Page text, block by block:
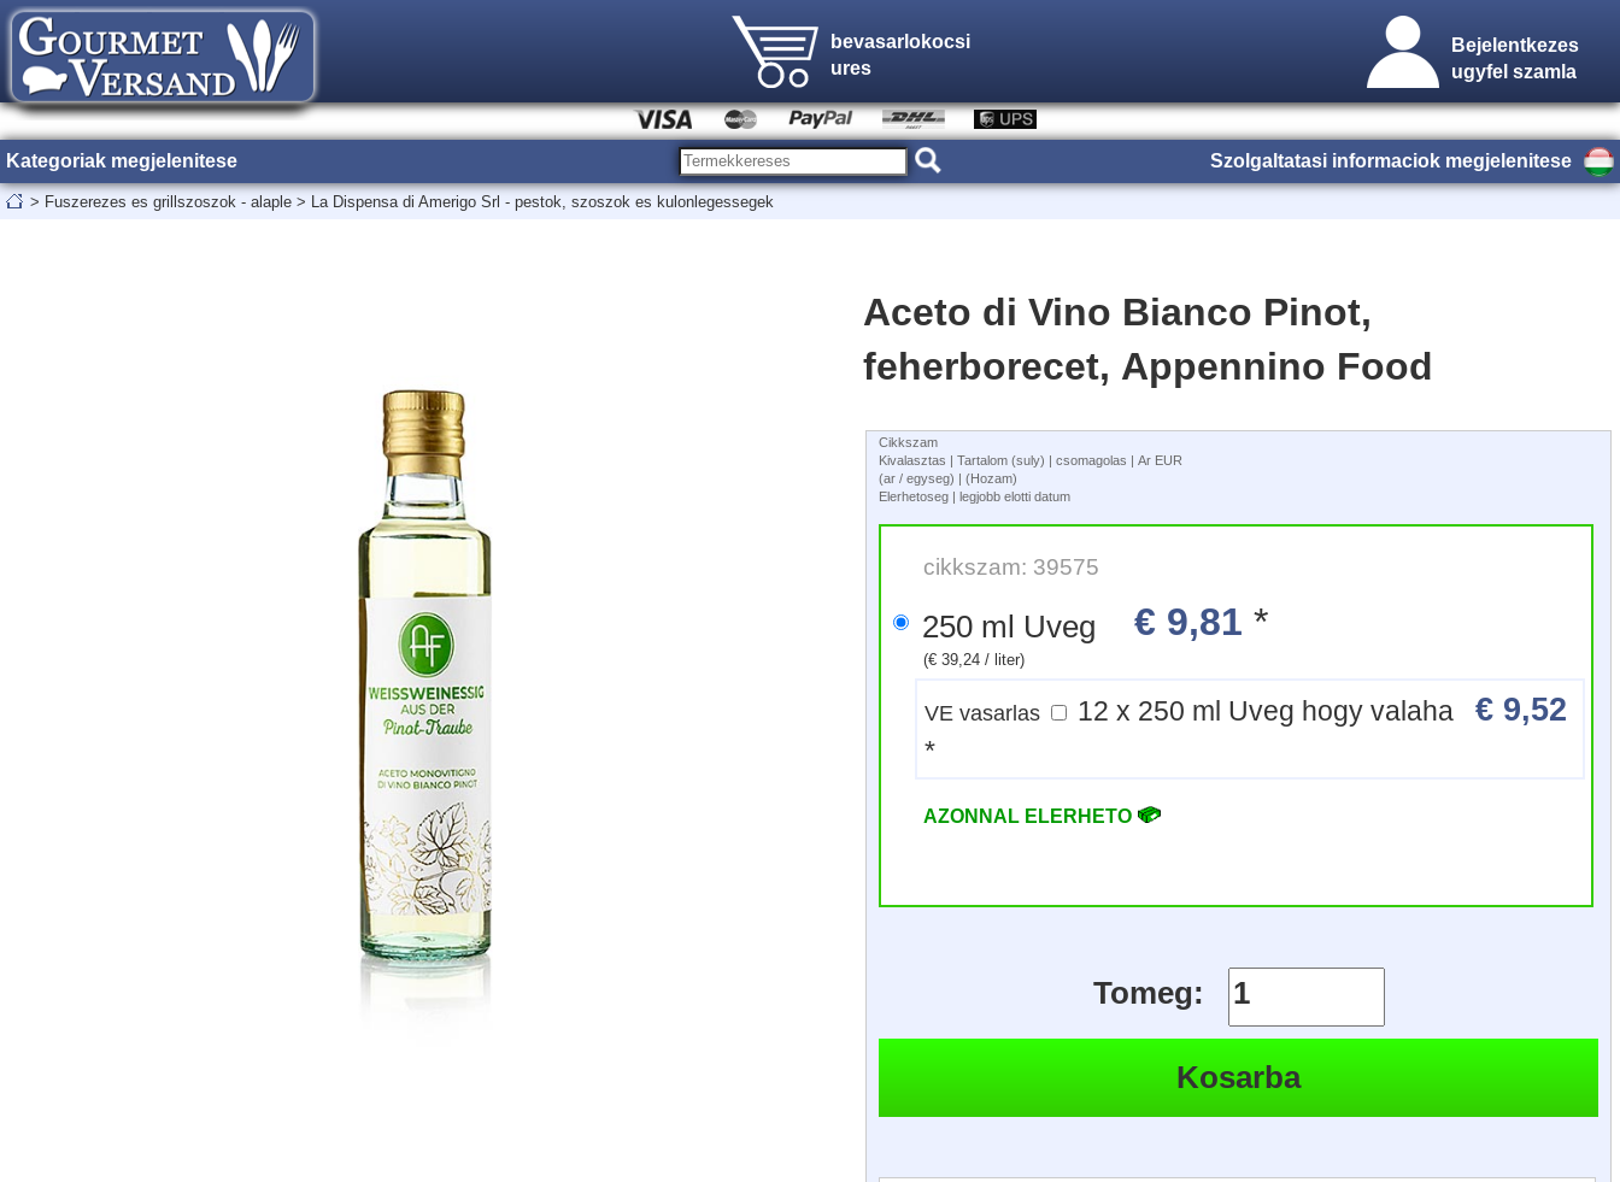
bevasarlokocsi
ures
Bejelentkezes
ugyfel szamla
Kategoriak megjelenitese Szolgaltatasi informaciok megjelenitese
> Fuszerezes es grillszoszok - alaple > La Dispensa di Amerigo Srl - pestok, szoszok es kulonlegessegek
Aceto di Vino Bianco Pinot,
feherborecet, Appennino Food
Cikkszam
Kivalasztas | Tartalom (suly) | csomagolas | Ar EUR
(ar / egyseg) | (Hozam)
Elerhetoseg | legjobb elotti datum
cikkszam: 39575
250 ml Uveg € 9,81 *
(€ 39,24 / liter)
VE vasarlas 12 x 250 ml Uveg hogy valaha € 9,52
*
AZONNAL ELERHETO
Tomeg: